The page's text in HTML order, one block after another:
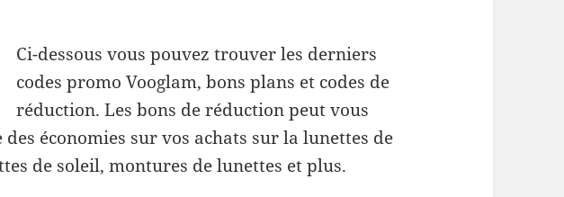
Ci-dessous vous pouvez trouver les derniers
codes promo Vooglam, bons plans et codes de
réduction. Les bons de réduction peut vous
économies sur vos achats sur la lunettes de
de soleil, montures de lunettes et plus.